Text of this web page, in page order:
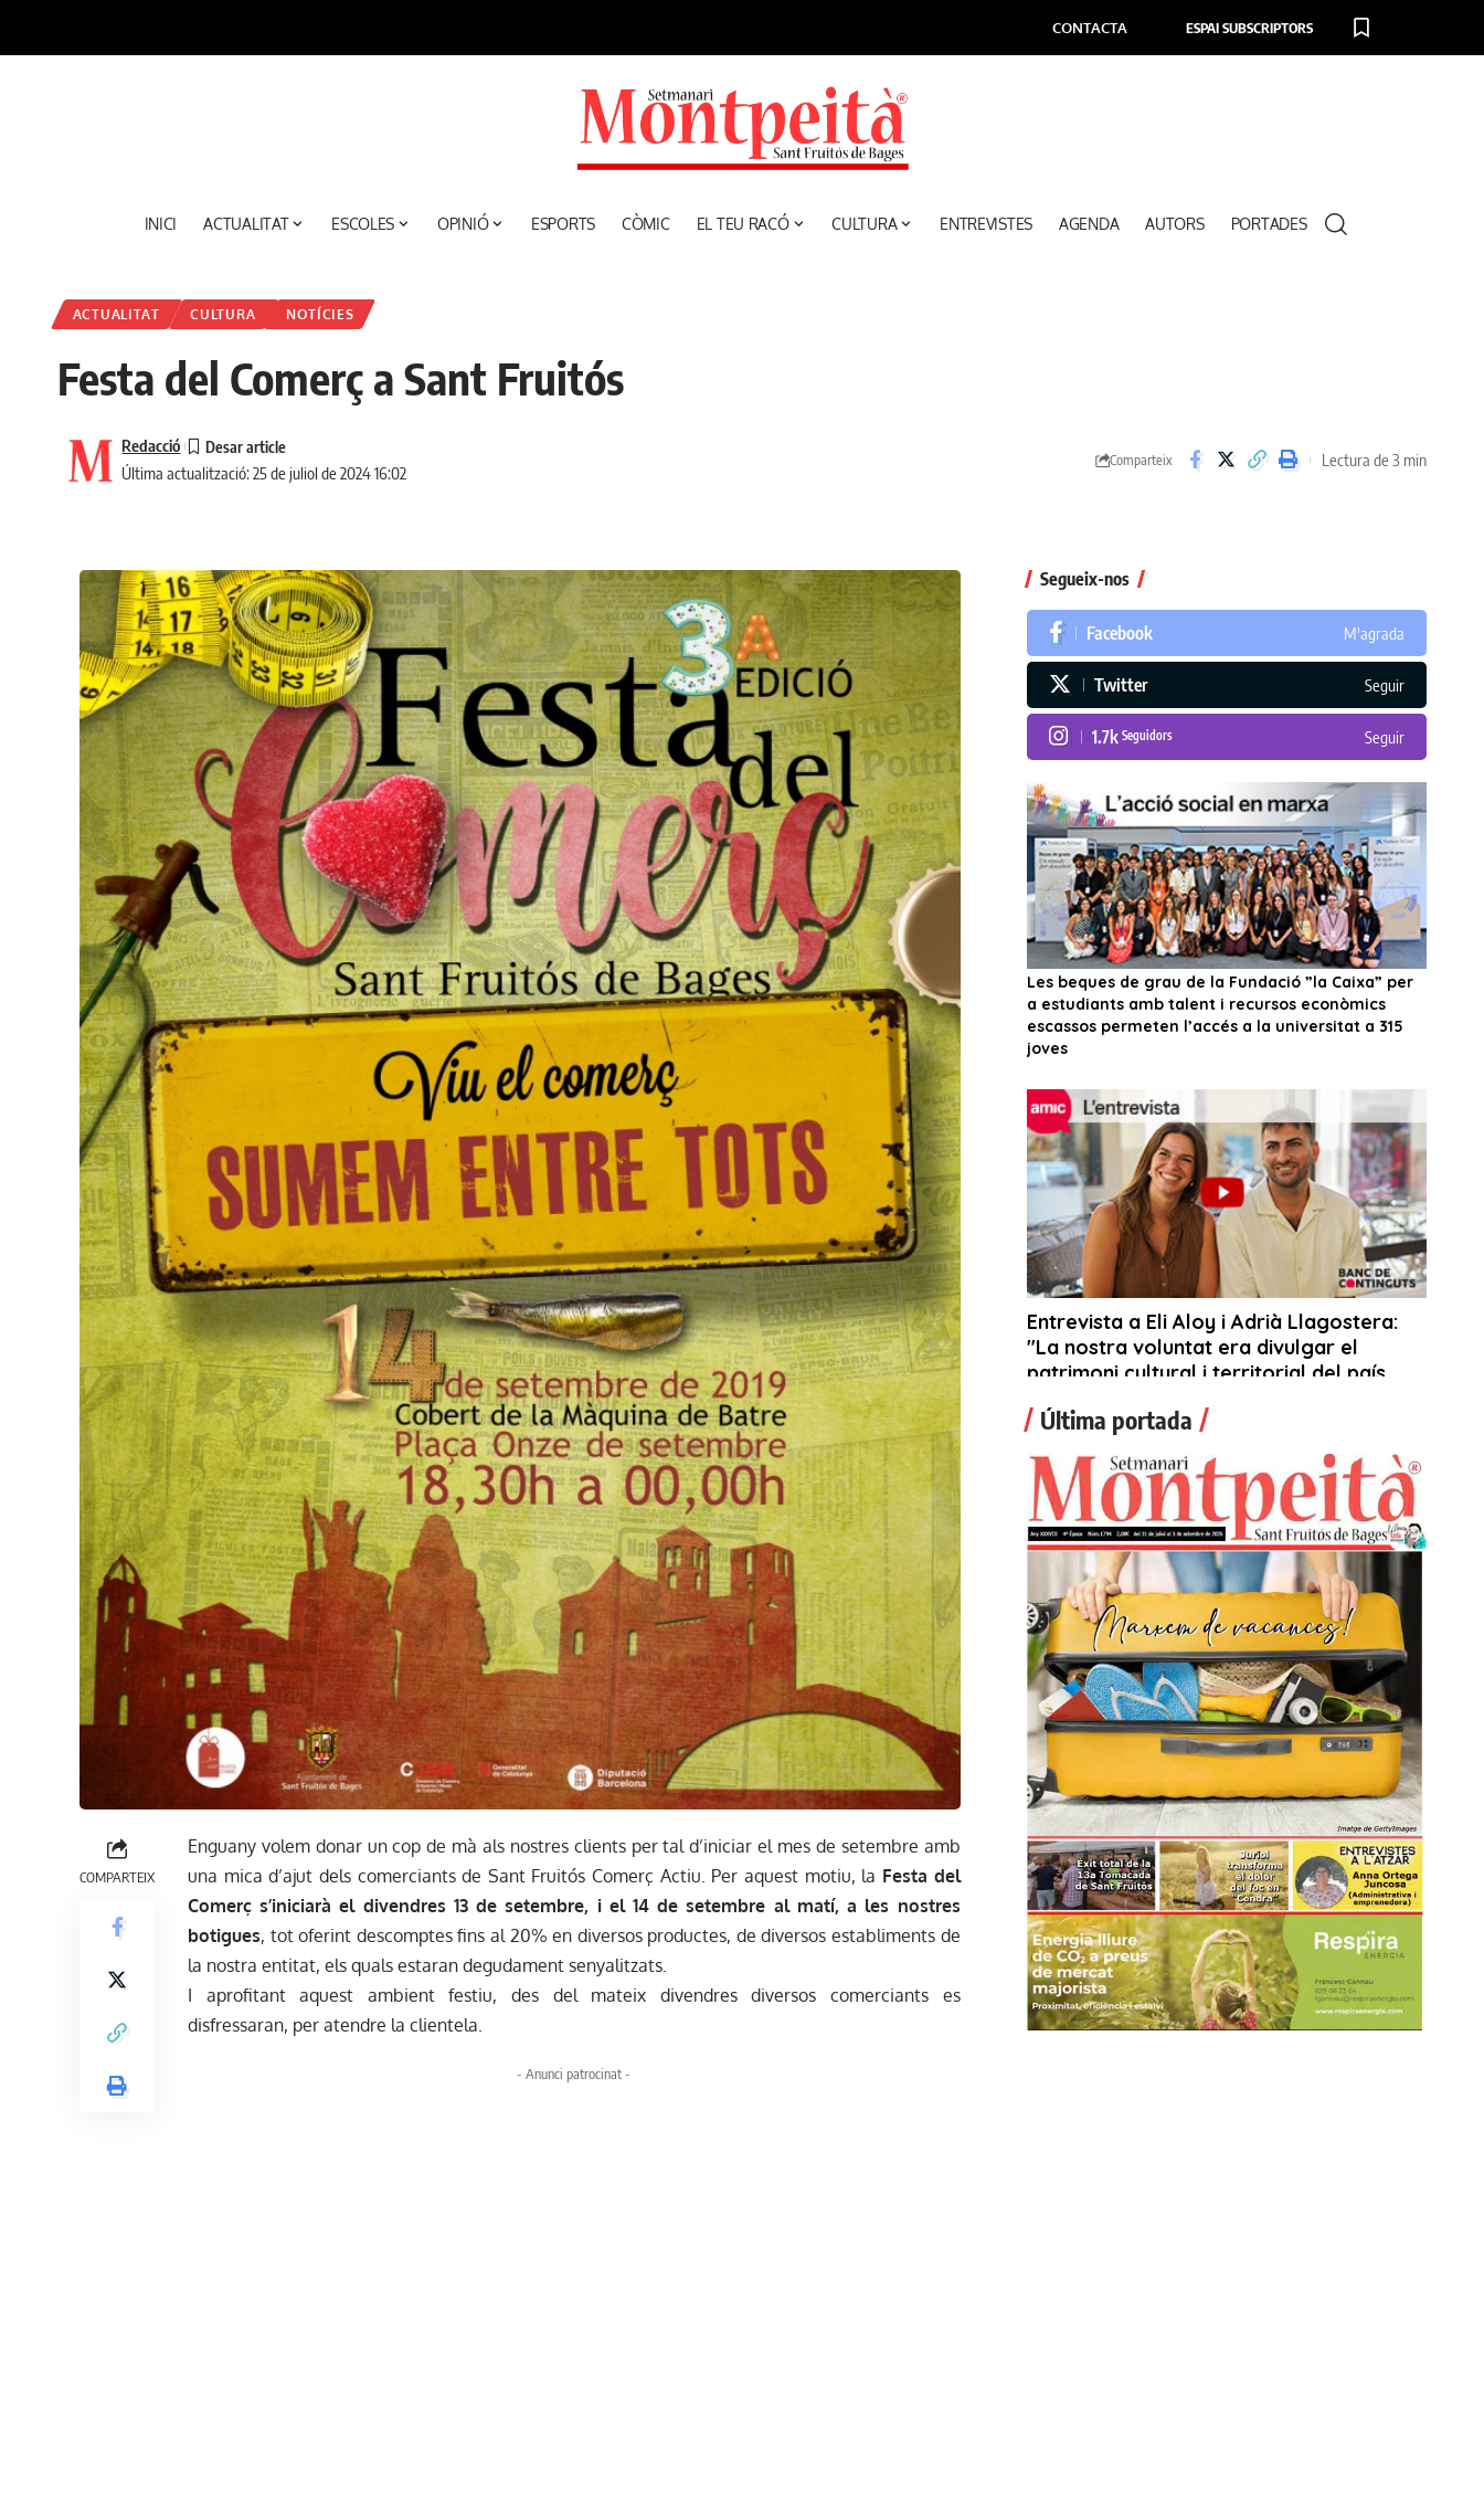
CONTACTA ESPAI SUBSCRIPTORS
INICI ACTUALITAT ESCOLES OPINIÓ ESPORTS CÒMIC EL TEU RACÓ CULTURA ENTREVISTES AGENDA AUTORS PORTADES
ACTUALITAT CULTURA NOTÍCIES
Festa del Comerç a Sant Fruitós
Última actualització: 25 de juliol de 2024 16:02
Redacció
Comparteix Lectura de 3 min
COMPARTEIX
Enguany volem donar un cop de mà als nostres clients per tal d’iniciar el mes de setembre amb
una mica d’ajut dels comerciants de Sant Fruitós Comerç Actiu. Per aquest motiu, la Festa del
Comerç s’iniciarà el divendres 13 de setembre, i el 14 de setembre al matí, a les nostres
botigues, tot oferint descomptes fins al 20% en diversos productes, de diversos establiments de
la nostra entitat, els quals estaran degudament senyalitzats.
I aprofitant aquest ambient festiu, des del mateix divendres diversos comerciants es
disfressaran, per atendre la clientela.
- Anunci patrocinat -
Segueix-nos
Facebook M'agrada
Twitter Seguir
1.7k Seguidors Seguir
Última portada